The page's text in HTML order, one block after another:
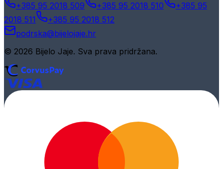
+385 95 2018 509 +385 95 2018 510
+385 95
2018 511
+385 95 2018 512
podrska@bijelojaje.hr
© 2026 Bijelo Jaje. Sva prava pridržana.